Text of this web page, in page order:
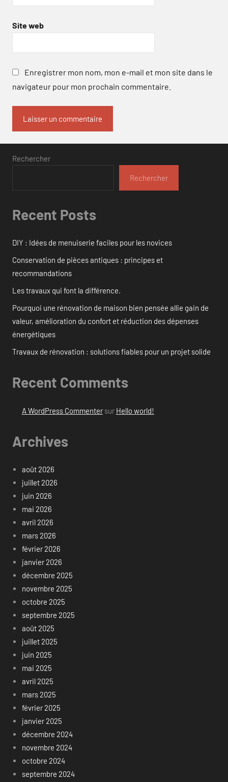
Site web
Enregistrer mon nom, mon e-mail et mon site dans le
navigateur pour mon prochain commentaire.
Rechercher
Rechercher
Recent Posts
DIY : Idées de menuiserie faciles pour les novices
Conservation de pièces antiques : principes et
recommandations
Les travaux qui font la différence.
Pourquoi une rénovation de maison bien pensée allie gain de
valeur, amélioration du confort et réduction des dépenses
énergétiques
Travaux de rénovation : solutions fiables pour un projet solide
Recent Comments
A WordPress Commentersur Hello world!
Archives
août 2026
juillet 2026
juin 2026
mai 2026
avril 2026
mars 2026
février 2026
janvier 2026
décembre 2025
novembre 2025
octobre 2025
septembre 2025
août 2025
juillet 2025
juin 2025
mai 2025
avril 2025
mars 2025
février 2025
janvier 2025
décembre 2024
novembre 2024
octobre 2024
septembre 2024